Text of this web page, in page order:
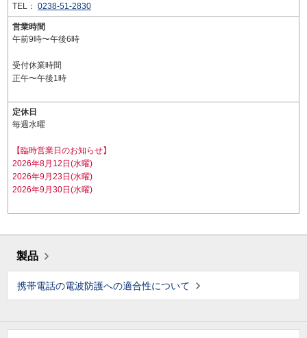
TEL： 0238-51-2830
営業時間
午前9時〜午後6時
受付休業時間
正午〜午後1時
定休日
毎週水曜
【臨時営業日のお知らせ】
2026年8月12日(水曜)
2026年9月23日(水曜)
2026年9月30日(水曜)
製品
携帯電話の電波防護への適合性について